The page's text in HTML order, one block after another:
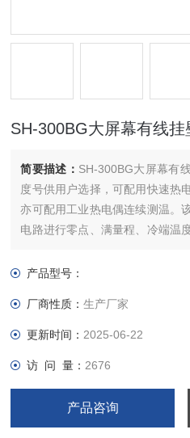
SH-300BG大屏幕有线
简要描述： SH-300BG大屏幕有
度号供用户选择，可配用快速热
亦可配用工业热电偶连续测温。
电路进行零点、满量程、冷端温
增强抗干扰能力。可在工业现场
表。
产品型号：
厂商性质：生产厂家
更新时间： 2025-06-22
访 问 量： 2676
产品咨询